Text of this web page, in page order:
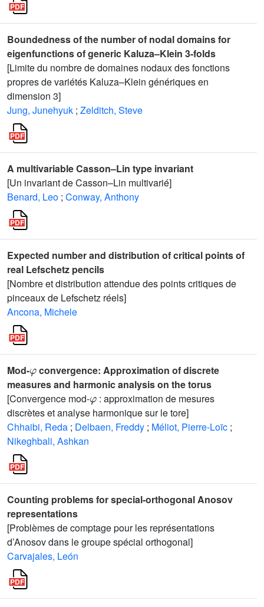
Boundedness of the number of nodal domains for
eigenfunctions of generic Kaluza–Klein 3-folds
[Limite du nombre de domaines nodaux des fonctions
propres de variétés Kaluza–Klein génériques en
dimension 3]
Jung, Junehyuk ; Zelditch, Steve
A multivariable Casson–Lin type invariant
[Un invariant de Casson–Lin multivarié]
Benard, Leo ; Conway, Anthony
Expected number and distribution of critical points of
real Lefschetz pencils
[Nombre et distribution attendue des points critiques de
pinceaux de Lefschetz réels]
Ancona, Michele
Mod-
convergence: Approximation of discrete
measures and harmonic analysis on the torus
[Convergence mod-
φ
: approximation de mesures
discrètes et analyse harmonique sur le tore]
Chhaibi, Reda ; Delbaen, Freddy ; Méliot, Pierre-Loïc ;
Nikeghbali, Ashkan
Counting problems for special-orthogonal Anosov
representations
[Problèmes de comptage pour les représentations
d’Anosov dans le groupe spécial orthogonal]
Carvajales, León